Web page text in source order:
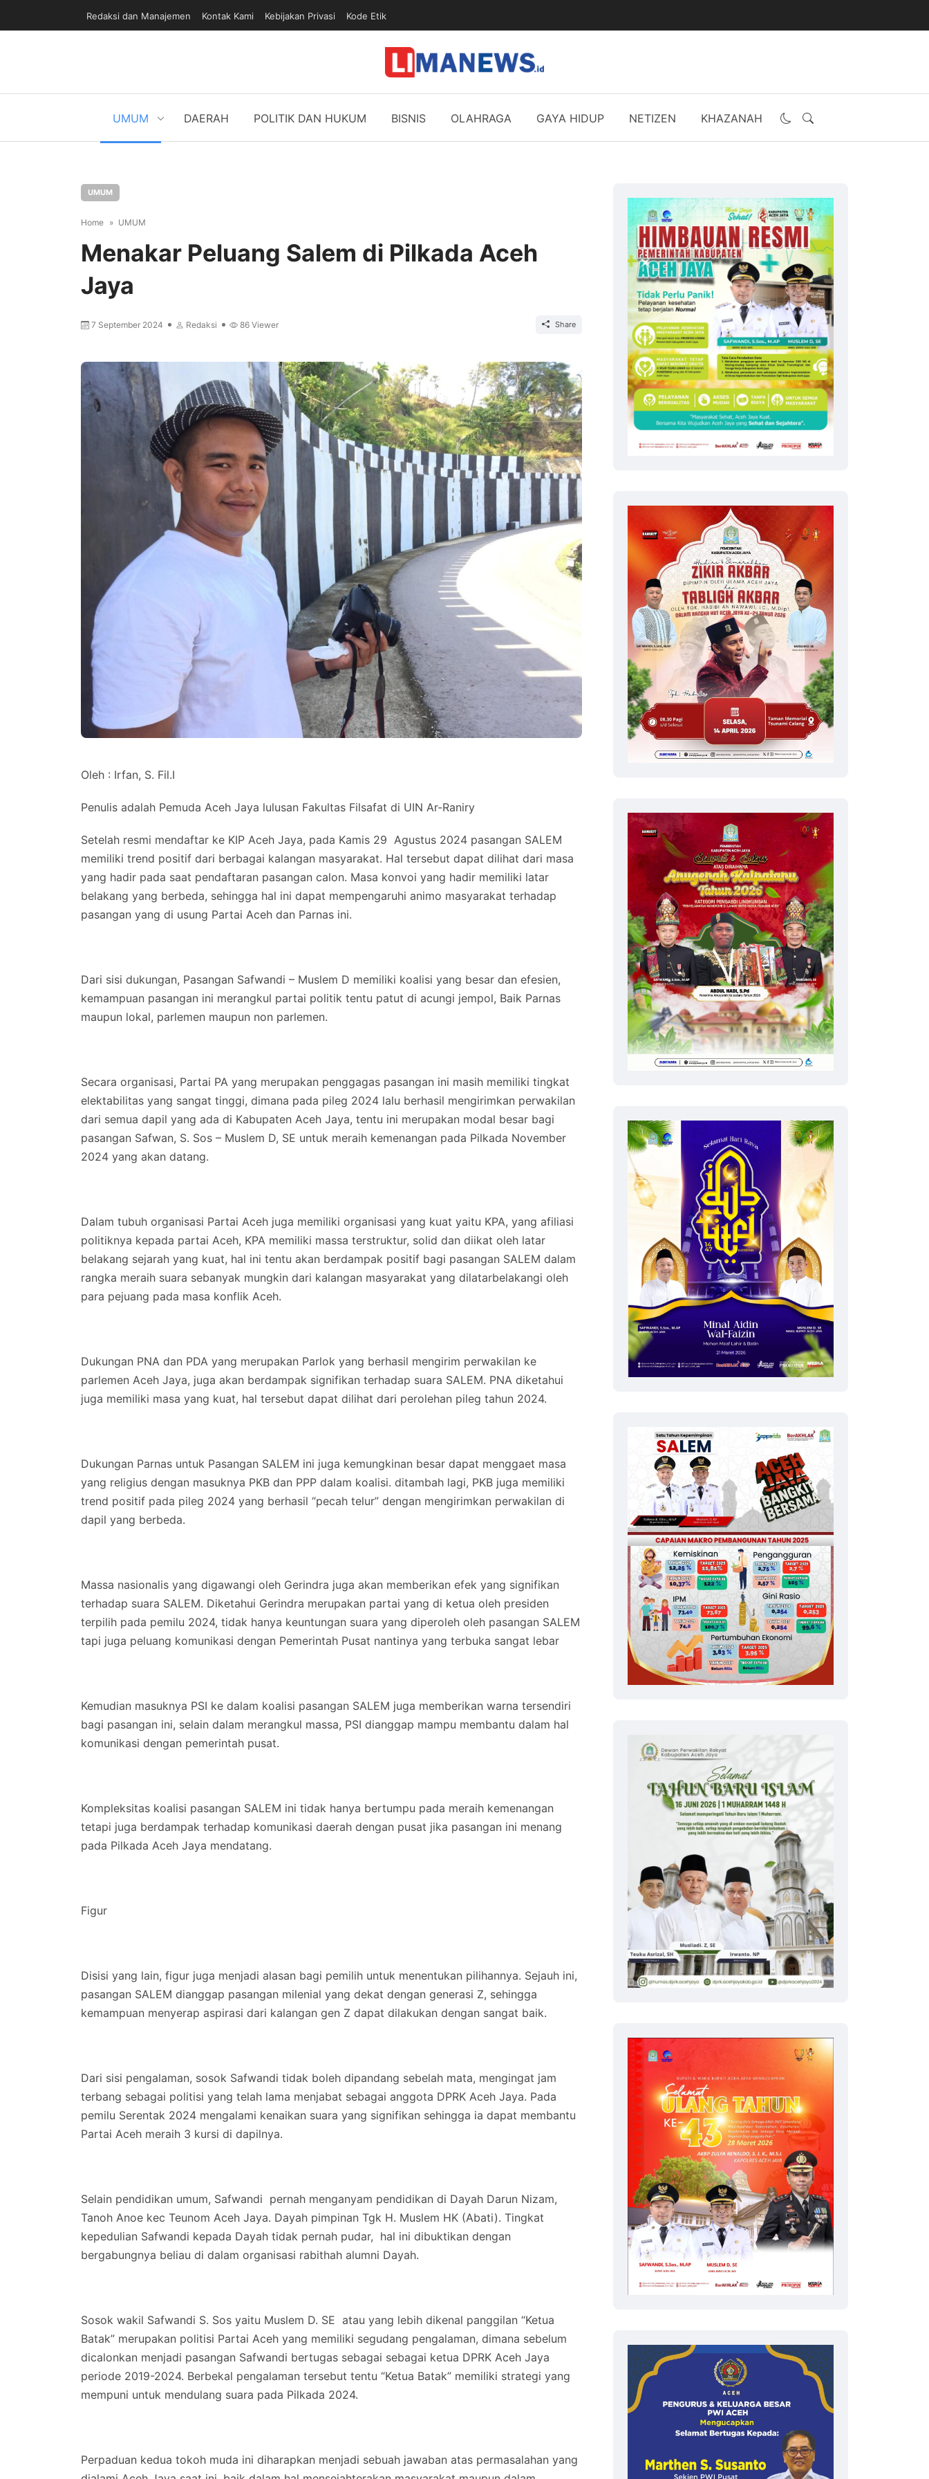
Redaksi dan Manajemen Kontak Kami Kebijakan Privasi Kode Etik
UMUM DAERAH POLITIK DAN HUKUM BISNIS OLAHRAGA GAYA HIDUP NETIZEN KHAZANAH
UMUM
Home UMUM
Menakar Peluang Salem di Pilkada Aceh
Jaya
7 September 2024 Redaksi 86 Viewer Share
Oleh : Irfan, S. Fil.I
Penulis adalah Pemuda Aceh Jaya lulusan Fakultas Filsafat di UIN Ar-Raniry
Setelah resmi mendaftar ke KIP Aceh Jaya, pada Kamis 29 Agustus 2024 pasangan SALEM
memiliki trend positif dari berbagai kalangan masyarakat. Hal tersebut dapat dilihat dari masa
yang hadir pada saat pendaftaran pasangan calon. Masa konvoi yang hadir memiliki latar
belakang yang berbeda, sehingga hal ini dapat mempengaruhi animo masyarakat terhadap
pasangan yang di usung Partai Aceh dan Parnas ini.
Dari sisi dukungan, Pasangan Safwandi – Muslem D memiliki koalisi yang besar dan efesien,
kemampuan pasangan ini merangkul partai politik tentu patut di acungi jempol, Baik Parnas
maupun lokal, parlemen maupun non parlemen.
Secara organisasi, Partai PA yang merupakan penggagas pasangan ini masih memiliki tingkat
elektabilitas yang sangat tinggi, dimana pada pileg 2024 lalu berhasil mengirimkan perwakilan
dari semua dapil yang ada di Kabupaten Aceh Jaya, tentu ini merupakan modal besar bagi
pasangan Safwan, S. Sos – Muslem D, SE untuk meraih kemenangan pada Pilkada November
2024 yang akan datang.
Dalam tubuh organisasi Partai Aceh juga memiliki organisasi yang kuat yaitu KPA, yang afiliasi
politiknya kepada partai Aceh, KPA memiliki massa terstruktur, solid dan diikat oleh latar
belakang sejarah yang kuat, hal ini tentu akan berdampak positif bagi pasangan SALEM dalam
rangka meraih suara sebanyak mungkin dari kalangan masyarakat yang dilatarbelakangi oleh
para pejuang pada masa konflik Aceh.
Dukungan PNA dan PDA yang merupakan Parlok yang berhasil mengirim perwakilan ke
parlemen Aceh Jaya, juga akan berdampak signifikan terhadap suara SALEM. PNA diketahui
juga memiliki masa yang kuat, hal tersebut dapat dilihat dari perolehan pileg tahun 2024.
Dukungan Parnas untuk Pasangan SALEM ini juga kemungkinan besar dapat menggaet masa
yang religius dengan masuknya PKB dan PPP dalam koalisi. ditambah lagi, PKB juga memiliki
trend positif pada pileg 2024 yang berhasil “pecah telur” dengan mengirimkan perwakilan di
dapil yang berbeda.
Massa nasionalis yang digawangi oleh Gerindra juga akan memberikan efek yang signifikan
terhadap suara SALEM. Diketahui Gerindra merupakan partai yang di ketua oleh presiden
terpilih pada pemilu 2024, tidak hanya keuntungan suara yang diperoleh oleh pasangan SALEM
tapi juga peluang komunikasi dengan Pemerintah Pusat nantinya yang terbuka sangat lebar
Kemudian masuknya PSI ke dalam koalisi pasangan SALEM juga memberikan warna tersendiri
bagi pasangan ini, selain dalam merangkul massa, PSI dianggap mampu membantu dalam hal
komunikasi dengan pemerintah pusat.
Kompleksitas koalisi pasangan SALEM ini tidak hanya bertumpu pada meraih kemenangan
tetapi juga berdampak terhadap komunikasi daerah dengan pusat jika pasangan ini menang
pada Pilkada Aceh Jaya mendatang.
Figur
Disisi yang lain, figur juga menjadi alasan bagi pemilih untuk menentukan pilihannya. Sejauh ini,
pasangan SALEM dianggap pasangan milenial yang dekat dengan generasi Z, sehingga
kemampuan menyerap aspirasi dari kalangan gen Z dapat dilakukan dengan sangat baik.
Dari sisi pengalaman, sosok Safwandi tidak boleh dipandang sebelah mata, mengingat jam
terbang sebagai politisi yang telah lama menjabat sebagai anggota DPRK Aceh Jaya. Pada
pemilu Serentak 2024 mengalami kenaikan suara yang signifikan sehingga ia dapat membantu
Partai Aceh meraih 3 kursi di dapilnya.
Selain pendidikan umum, Safwandi pernah menganyam pendidikan di Dayah Darun Nizam,
Tanoh Anoe kec Teunom Aceh Jaya. Dayah pimpinan Tgk H. Muslem HK (Abati). Tingkat
kepedulian Safwandi kepada Dayah tidak pernah pudar, hal ini dibuktikan dengan
bergabungnya beliau di dalam organisasi rabithah alumni Dayah.
Sosok wakil Safwandi S. Sos yaitu Muslem D. SE atau yang lebih dikenal panggilan “Ketua
Batak” merupakan politisi Partai Aceh yang memiliki segudang pengalaman, dimana sebelum
dicalonkan menjadi pasangan Safwandi bertugas sebagai sebagai ketua DPRK Aceh Jaya
periode 2019-2024. Berbekal pengalaman tersebut tentu “Ketua Batak” memiliki strategi yang
mempuni untuk mendulang suara pada Pilkada 2024.
Perpaduan kedua tokoh muda ini diharapkan menjadi sebuah jawaban atas permasalahan yang